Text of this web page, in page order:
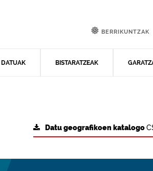
DATUAK BISTARATZEAK
BERRIKUNTZAK
Datu geografikoen katalogo